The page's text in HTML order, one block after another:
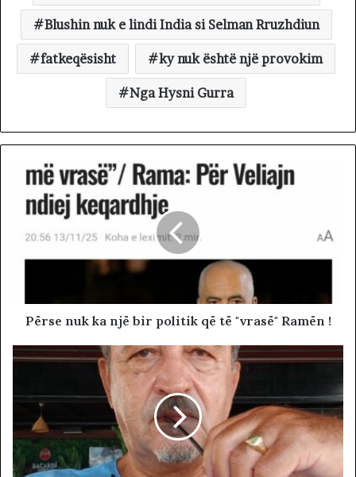
Blushin nuk e lindi India si Selman Rruzhdiun
fatkeqësisht ky nuk është një provokim
Nga Hysni Gurra
Përse nuk ka një bir politik që të "vrasë" Ramën !